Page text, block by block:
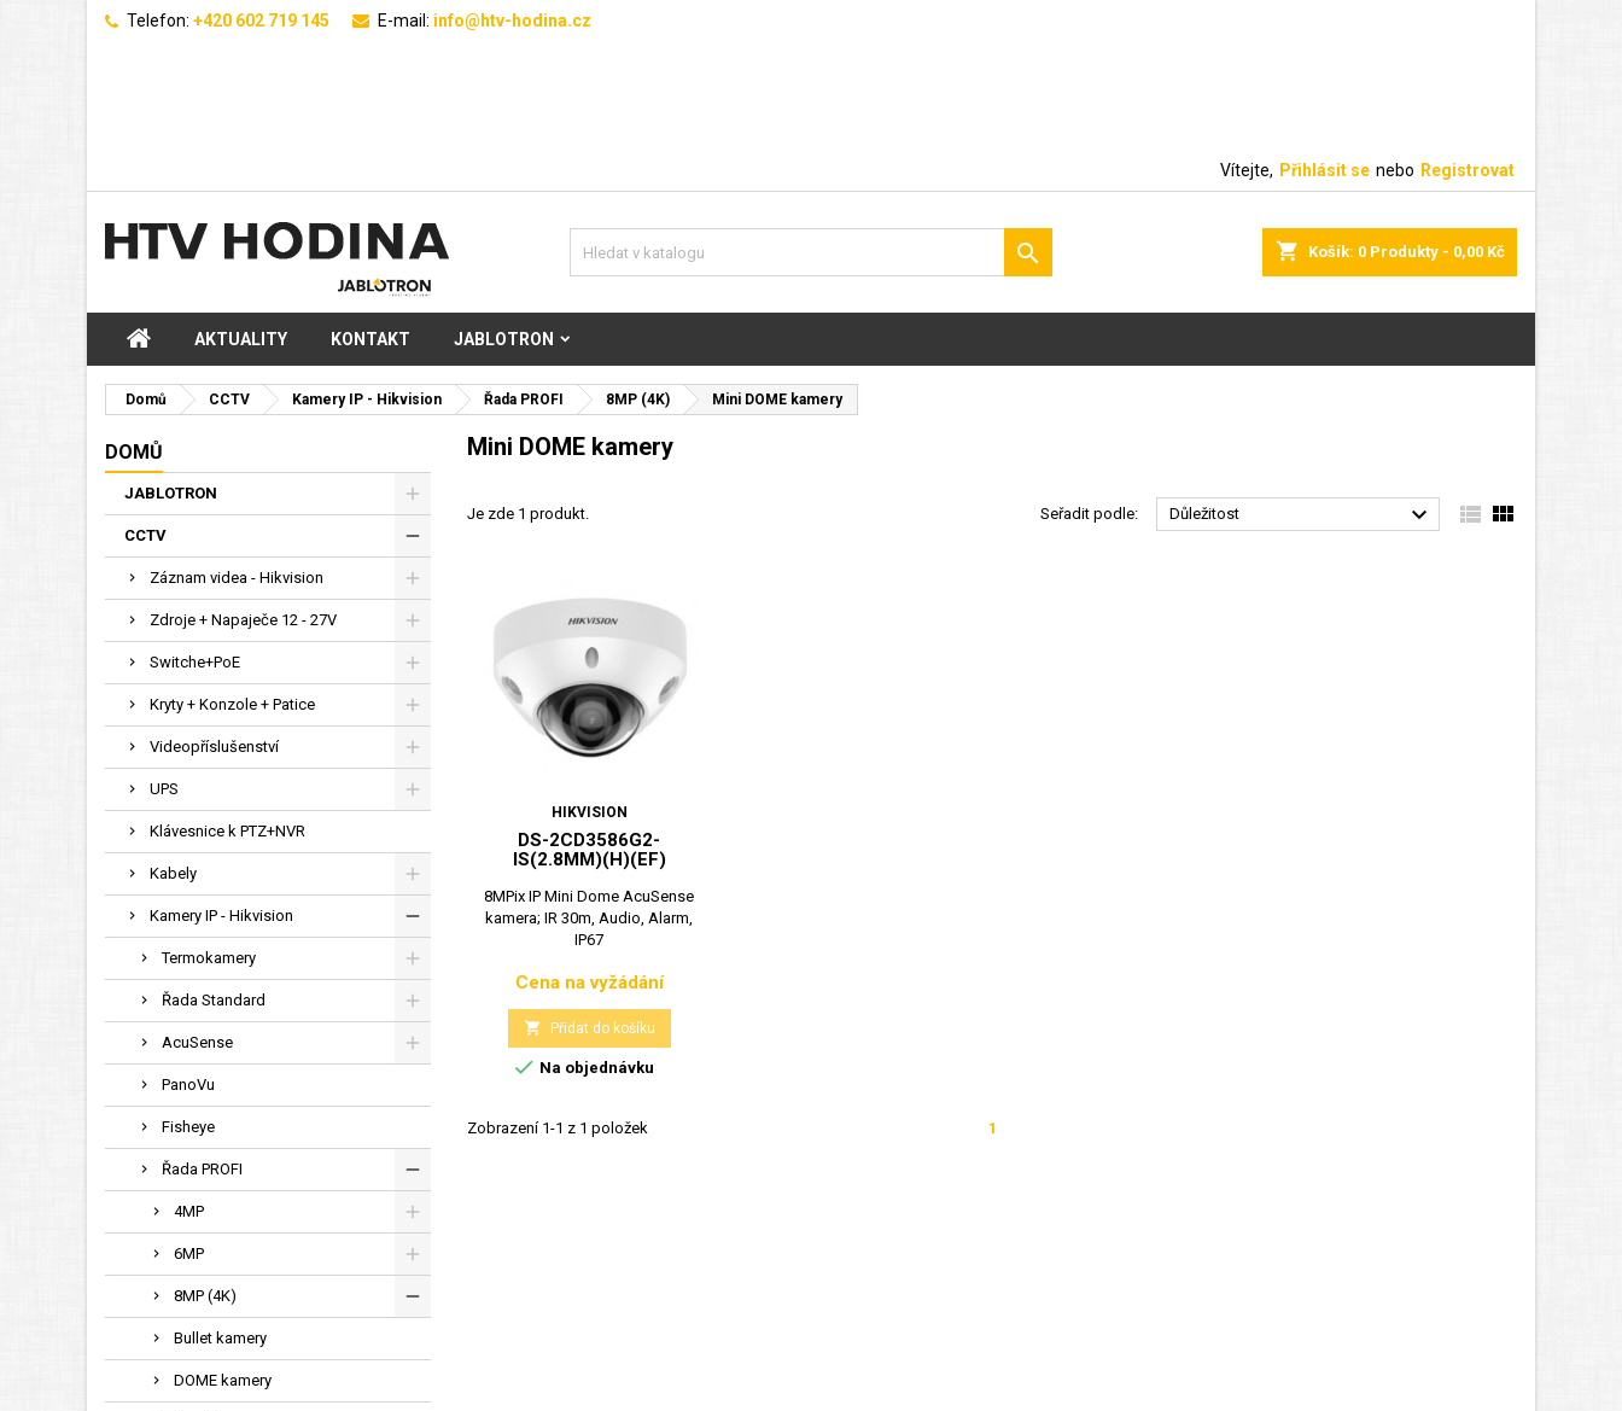
Telefon: +420 602 719 145 E-mail: info@htv-hodina.cz
Vítejte, Přihlásit se nebo Registrovat
shopping_cart Košík: 0 Produkty - 0,00 Kč

AKTUALITY KONTAKT JABLOTRON
Domů CCTV Kamery IP - Hikvision Řada PROFI 8MP (4K) Mini DOME kamery
DOMŮ
JABLOTRON
CCTV
Záznam videa - Hikvision
Zdroje + Napaječe 12 - 27V
Switche+PoE
Kryty + Konzole + Patice
Videopříslušenství
UPS
Klávesnice k PTZ+NVR
Kabely
Kamery IP - Hikvision
Termokamery
Řada Standard
AcuSense
PanoVu
Fisheye
Řada PROFI
4MP
6MP
8MP (4K)
Bullet kamery
DOME kamery
Mini DOME kamery
Je zde 1 produkt. Seřadit podle: Důležitost   
HIKVISION
DS-2CD3586G2-
IS(2.8MM)(H)(EF)
8MPix IP Mini Dome AcuSense
kamera; IR 30m, Audio, Alarm,
IP67
Cena
Cena na vyžádání
 Přidat do košíku
 Na objednávku
Zobrazení 1-1 z 1 položek 1